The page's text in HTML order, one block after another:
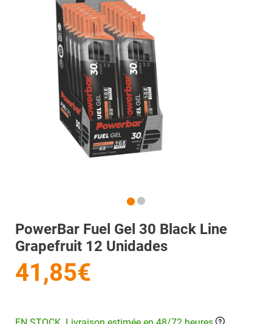
PowerBar Fuel Gel 30 Black Line
Grapefruit 12 Unidades
41,85€